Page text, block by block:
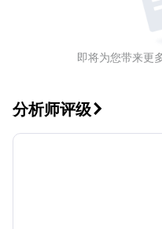
即将为您带来更
分析师评级